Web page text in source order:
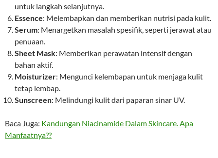
untuk langkah selanjutnya.
Essence: Melembapkan dan memberikan nutrisi pada kulit.
Serum: Menargetkan masalah spesifik, seperti jerawat atau
penuaan.
Sheet Mask: Memberikan perawatan intensif dengan
bahan aktif.
Moisturizer: Mengunci kelembapan untuk menjaga kulit
tetap lembap.
Sunscreen: Melindungi kulit dari paparan sinar UV.
Baca Juga: Kandungan Niacinamide Dalam Skincare. Apa
Manfaatnya??